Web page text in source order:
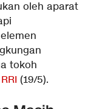
oleh aparat
tokoh
RRI (19/5).